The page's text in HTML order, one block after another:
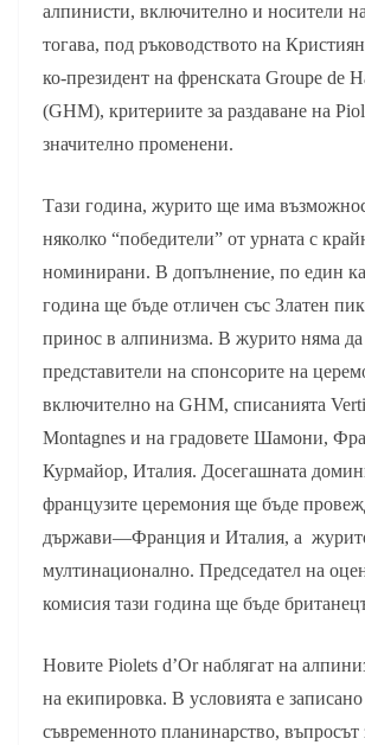
алпинисти, включително и носители
тогава, под ръководството на
ко-президент на френската Groupe de
(GHM), критериите за раздаване на
значително променени.
Тази година, журито ще има
няколко “победители” от урната с
номинирани. В допълнение, по един
година ще бъде отличен със Златен
принос в алпинизма. В журито няма
представители на спонсорите на
включително на GHM, списанията
Montagnes и на градовете Шамони,
Курмайор, Италия. Досегашната
французите церемония ще бъде
държави—Франция и Италия, а
мултинационално. Председател на
комисия тази година ще бъде
Новите Piolets d’Or наблягат на
на екипировка. В условията е
съвременното планинарство, въпросът